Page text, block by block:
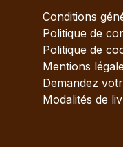
Conditions
Politique de
Politique de
Mentions
Demandez
Modalités de